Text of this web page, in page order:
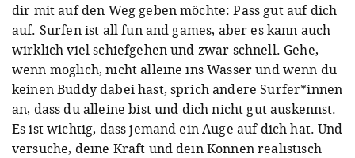
dir mit auf den Weg geben möchte: Pass gut auf dich
auf. Surfen ist all fun and games, aber es kann auch
wirklich viel schiefgehen und zwar schnell. Gehe,
wenn möglich, nicht alleine ins Wasser und wenn du
keinen Buddy dabei hast, sprich andere Surfer*innen
an, dass du alleine bist und dich nicht gut auskennst.
Es ist wichtig, dass jemand ein Auge auf dich hat. Und
versuche, deine Kraft und dein Können realistisch